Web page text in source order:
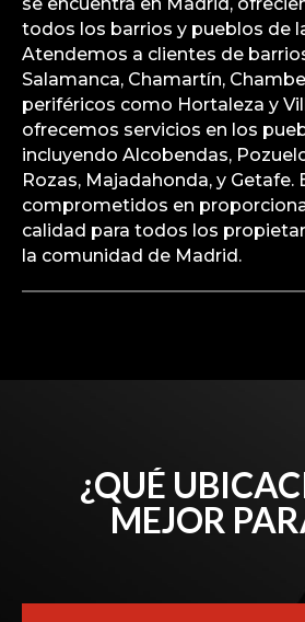
se encuentra en Madrid,
todos los barrios y pueblos de
Atendemos a clientes de
Salamanca, Chamartín,
periféricos como Hortaleza y
ofrecemos servicios en los
incluyendo Alcobendas,
Rozas, Majadahonda, y Getafe.
comprometidos en
calidad para todos los
la comunidad de Madrid.
¿QUÉ
MEJOR